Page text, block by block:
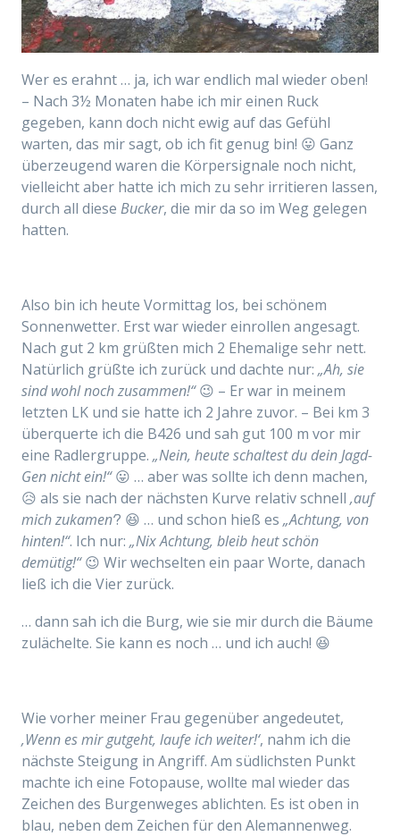
Wer es erahnt … ja, ich war endlich mal wieder oben!
– Nach 3½ Monaten habe ich mir einen Ruck
gegeben, kann doch nicht ewig auf das Gefühl
warten, das mir sagt, ob ich fit genug bin! 😛 Ganz
überzeugend waren die Körpersignale noch nicht,
vielleicht aber hatte ich mich zu sehr irritieren lassen,
durch all diese Bucker, die mir da so im Weg gelegen
hatten.
Also bin ich heute Vormittag los, bei schönem
Sonnenwetter. Erst war wieder einrollen angesagt.
Nach gut 2 km grüßten mich 2 Ehemalige sehr nett.
Natürlich grüßte ich zurück und dachte nur: „Ah, sie
sind wohl noch zusammen!“😉 – Er war in meinem
letzten LK und sie hatte ich 2 Jahre zuvor. – Bei km 3
überquerte ich die B426 und sah gut 100 m vor mir
eine Radlergruppe. „Nein, heute schaltest du dein Jagd-
Gen nicht ein!“😛 … aber was sollte ich denn machen,
😥 als sie nach der nächsten Kurve relativ schnell ‚auf
mich zukamen‘? 😆 … und schon hieß es „Achtung, von
hinten!“. Ich nur: „Nix Achtung, bleib heut schön
demütig!“😉 Wir wechselten ein paar Worte, danach
ließ ich die Vier zurück.
… dann sah ich die Burg, wie sie mir durch die Bäume
zulächelte. Sie kann es noch … und ich auch! 😆
Wie vorher meiner Frau gegenüber angedeutet,
‚Wenn es mir gutgeht, laufe ich weiter!‘, nahm ich die
nächste Steigung in Angriff. Am südlichsten Punkt
machte ich eine Fotopause, wollte mal wieder das
Zeichen des Burgenweges ablichten. Es ist oben in
blau, neben dem Zeichen für den Alemannenweg.